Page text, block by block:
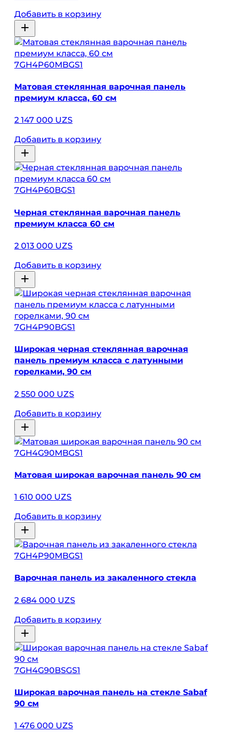
Добавить в корзину
7GH4P60MBGS1
Матовая стеклянная варочная панель
премиум класса, 60 см
2 147 000 UZS
Добавить в корзину
7GH4P60BGS1
Черная стеклянная варочная панель
премиум класса 60 см
2 013 000 UZS
Добавить в корзину
7GH4P90BGS1
Широкая черная стеклянная варочная
панель премиум класса с латунными
горелками, 90 см
2 550 000 UZS
Добавить в корзину
7GH4G90MBGS1
Матовая широкая варочная панель 90 см
1 610 000 UZS
Добавить в корзину
7GH4P90MBGS1
Варочная панель из закаленного стекла
2 684 000 UZS
Добавить в корзину
7GH4G90BSGS1
Широкая варочная панель на стекле Sabaf
90 см
1 476 000 UZS